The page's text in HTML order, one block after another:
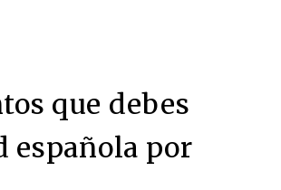
que debes
española por